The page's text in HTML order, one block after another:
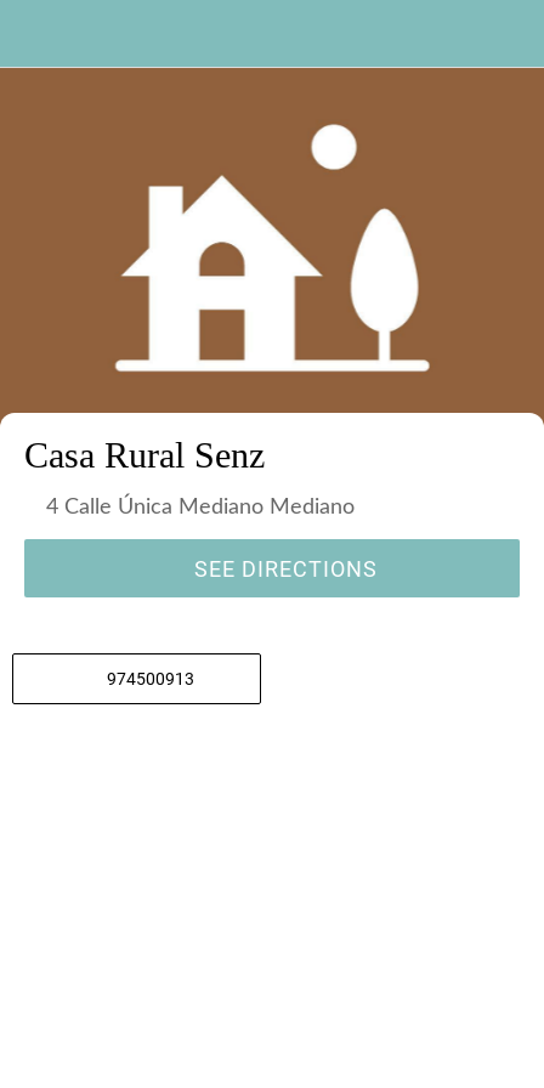
Casa Rural Senz
4 Calle Única Mediano Mediano
SEE DIRECTIONS
974500913